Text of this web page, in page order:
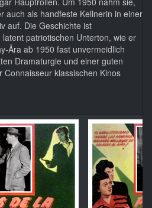
auch als handfeste Kellnerin in einer
auf. Die Geschichte ist
patriotischen Unterton, wie er
Ära ab 1950 fast unvermeidlich
Dramaturgie und einer guten
klassischen Kinos